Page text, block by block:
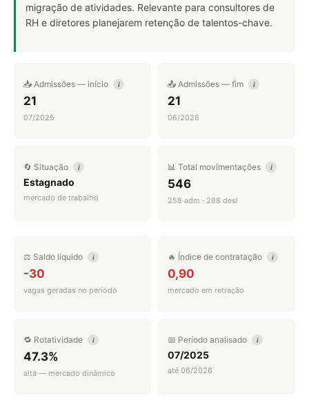
migração de atividades. Relevante para consultores de
RH e diretores planejarem retenção de talentos-chave.
📥 Admissões — início i
21
07/2025
📤 Admissões — fim i
21
06/2026
🔄 Situação i
Estagnado
mercado de trabalho
📊 Total movimentações i
546
258 adm · 288 desl
⚖️ Saldo líquido i
-30
vagas geradas no período
🔥 Índice de contratação i
0,90
mercado em retração
🔁 Rotatividade i
47.3%
alta — mercado dinâmico
📅 Período analisado i
07/2025
até 06/2026